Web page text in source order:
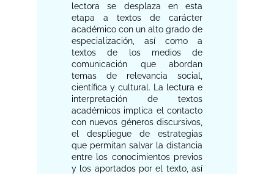
lectora se desplaza en esta
etapa a textos de carácter
académico con un alto grado de
especialización, así como a
textos de los medios de
comunicación que abordan
temas de relevancia social,
científica y cultural. La lectura e
interpretación de textos
académicos implica el contacto
con nuevos géneros discursivos,
el despliegue de estrategias
que permitan salvar la distancia
entre los conocimientos previos
y los aportados por el texto, así